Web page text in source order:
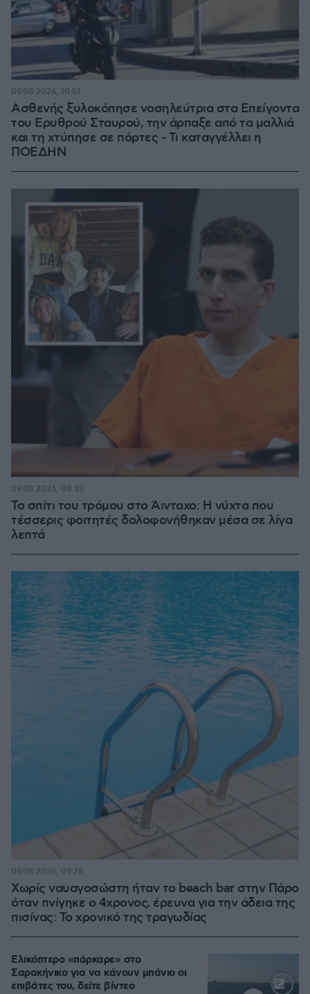
Ασθενής ξυλοκόπησε νοσηλεύτρια στα Επείγοντα
του Ερυθρού Σταυρού, την άρπαξε από τα μαλλιά
και τη χτύπησε σε πόρτες - Τι καταγγέλλει η
ΠΟΕΔΗΝ
09.08.2026, 10:51
Το σπίτι του τρόμου στο Άινταχο: Η νύχτα που
τέσσερις φοιτητές δολοφονήθηκαν μέσα σε λίγα
λεπτά
09.08.2026, 08:33
Χωρίς ναυαγοσώστη ήταν το beach bar στην Πάρο
όταν πνίγηκε ο 4χρονος, έρευνα για την άδεια της
πισίνας: Το χρονικό της τραγωδίας
09.08.2026, 09:28
Ελικόπτερο «πάρκαρε» στο
Σαρακήνικο για να κάνουν μπάνιο οι
επιβάτες του, δείτε βίντεο